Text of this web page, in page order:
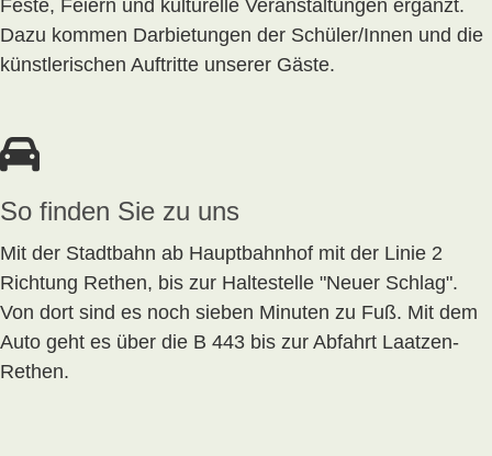
Feste, Feiern und kulturelle Veranstaltungen ergänzt.
Dazu kommen Darbietungen der Schüler/Innen und die
künstlerischen Auftritte unserer Gäste.
So finden Sie zu uns
Mit der Stadtbahn ab Hauptbahnhof mit der Linie 2
Richtung Rethen, bis zur Haltestelle "Neuer Schlag".
Von dort sind es noch sieben Minuten zu Fuß. Mit dem
Auto geht es über die B 443 bis zur Abfahrt Laatzen-
Rethen.